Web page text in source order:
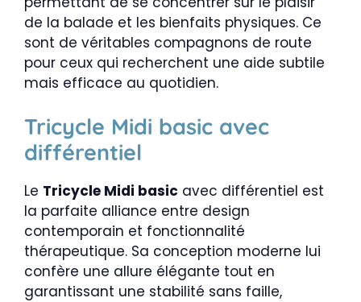
de la balade et les bienfaits physiques. Ce
sont de véritables compagnons de route
pour ceux qui recherchent une aide subtile
mais efficace au quotidien.
Tricycle Midi basic avec
différentiel
Le Tricycle Midi basic avec différentiel est
la parfaite alliance entre design
contemporain et fonctionnalité
thérapeutique. Sa conception moderne lui
confère une allure élégante tout en
garantissant une stabilité sans faille,